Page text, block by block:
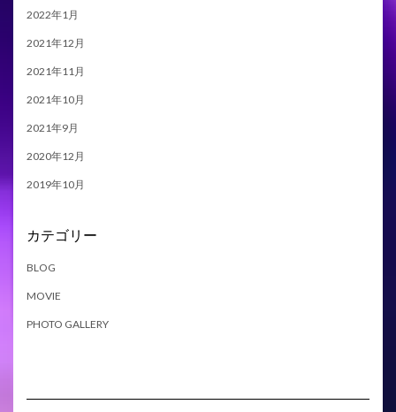
2022年1月
2021年12月
2021年11月
2021年10月
2021年9月
2020年12月
2019年10月
カテゴリー
BLOG
MOVIE
PHOTO GALLERY